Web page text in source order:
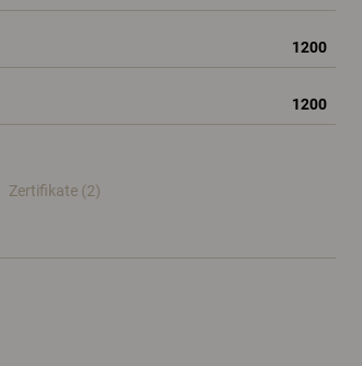
1200
1200
Zertifikate (2)